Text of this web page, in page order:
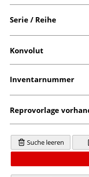
Serie / Reihe
Konvolut
Inventarnummer
Reprovorlage
Suche leeren